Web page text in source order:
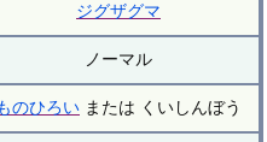
ジグザグマ
ノーマル
のひろい または くいしんぼう